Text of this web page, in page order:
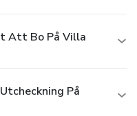
Att Bo På Villa
På